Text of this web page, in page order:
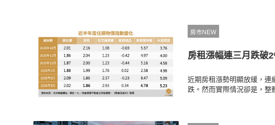
房市NEW
房租漲幅連三月跌破
近期房租漲勢明顯放緩，連
跌。然而實際情況卻是，整